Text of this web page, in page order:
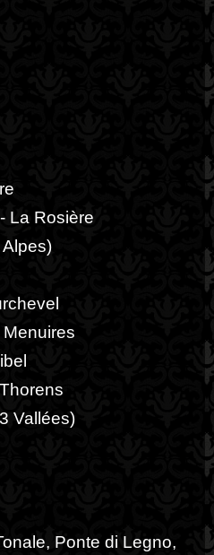
La Rosière
Vallées)
Ponte di Legno,